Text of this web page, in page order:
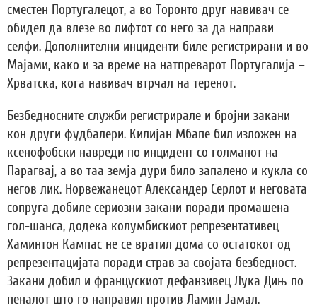
сместен Португалецот, а во Торонто друг навивач се
обидел да влезе во лифтот со него за да направи
селфи. Дополнителни инциденти биле регистрирани и во
Мајами, како и за време на натпреварот Португалија –
Хрватска, кога навивач втрчал на теренот.
Безбедносните служби регистрирале и бројни закани
кон други фудбалери. Килијан Мбапе бил изложен на
ксенофобски навреди по инцидент со голманот на
Парагвај, а во таа земја дури било запалено и кукла со
негов лик. Норвежанецот Александер Серлот и неговата
сопруга добиле сериозни закани поради промашена
гол-шанса, додека колумбискиот репрезентативец
Хаминтон Кампас не се вратил дома со остатокот од
репрезентацијата поради страв за својата безбедност.
Закани добил и францускиот дефанзивец Лука Дињ по
пеналот што го направил против Ламин Јамал.